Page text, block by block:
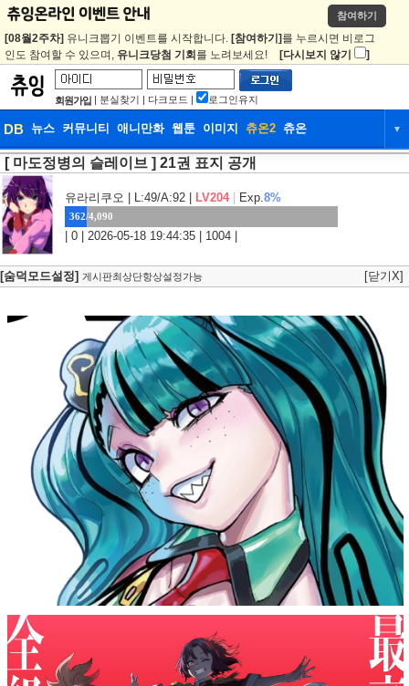
참여하기
[08월2주차] 유니크뽑기 이벤트를 시작합니다. [참여하기] 를 누르시면 비로그
인도 참여할 수 있으며, 유니크당첨 기회 를 노려보세요! [다시보지 않기 ]
회원가입 | 분실찾기 | 다크모드 | 로그인유지
DB 뉴스 커뮤니티 애니만화 웹툰 이미지 츄온2 츄온 ▼
DB 뉴스 커뮤니티
웹툰 이미지 츄온2
[ 마도정병의 슬레이브 ] 21권 표지 공개
유라리쿠오 | L:49/A:92 | LV204 Exp.8%
362/4,090
| 0 | 2026-05-18 19:44:35 | 1004 |
[숨덕모드설정] 게시판최상단항상설정가능 [닫기X]